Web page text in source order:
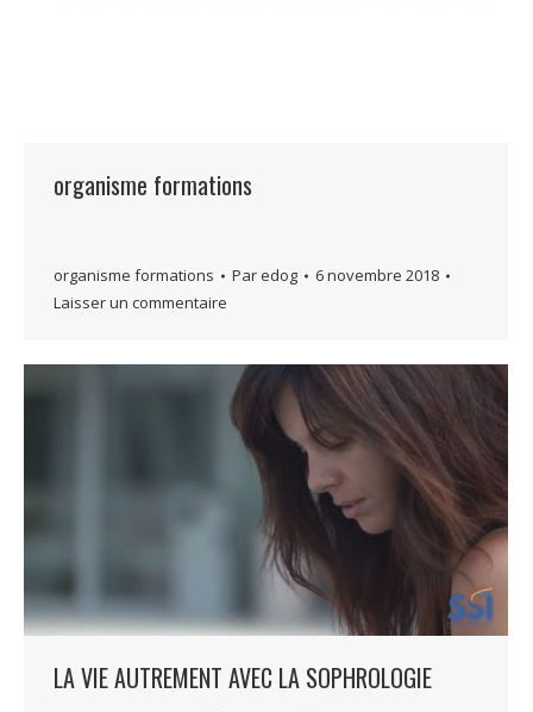
organisme formations
organisme formations Par edog
6 novembre 2018
Laisser un commentaire
LA VIE AUTREMENT AVEC LA SOPHROLOGIE